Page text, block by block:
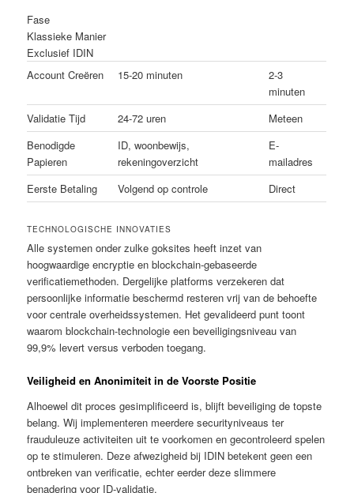
Fase
Klassieke Manier
Exclusief IDIN
Account Creëren
15-20 minuten
2-3
minuten
Validatie Tijd
24-72 uren
Meteen
Benodigde
Papieren
ID, woonbewijs,
rekeningoverzicht
E-
mailadres
Eerste Betaling
Volgend op controle Direct
TECHNOLOGISCHE INNOVATIES
Alle systemen onder zulke goksites heeft inzet van
hoogwaardige encryptie en blockchain-gebaseerde
verificatiemethoden. Dergelijke platforms verzekeren dat
persoonlijke informatie beschermd resteren vrij van de behoefte
voor centrale overheidssystemen. Het gevalideerd punt toont
waarom blockchain-technologie een beveiligingsniveau van
99,9% levert versus verboden toegang.
Veiligheid en Anonimiteit in de Voorste Positie
Alhoewel dit proces gesimplificeerd is, blijft beveiliging de topste
belang. Wij implementeren meerdere securityniveaus ter
frauduleuze activiteiten uit te voorkomen en gecontroleerd spelen
op te stimuleren. Deze afwezigheid bij IDIN betekent geen een
ontbreken van verificatie, echter eerder deze slimmere
benadering voor ID-validatie.